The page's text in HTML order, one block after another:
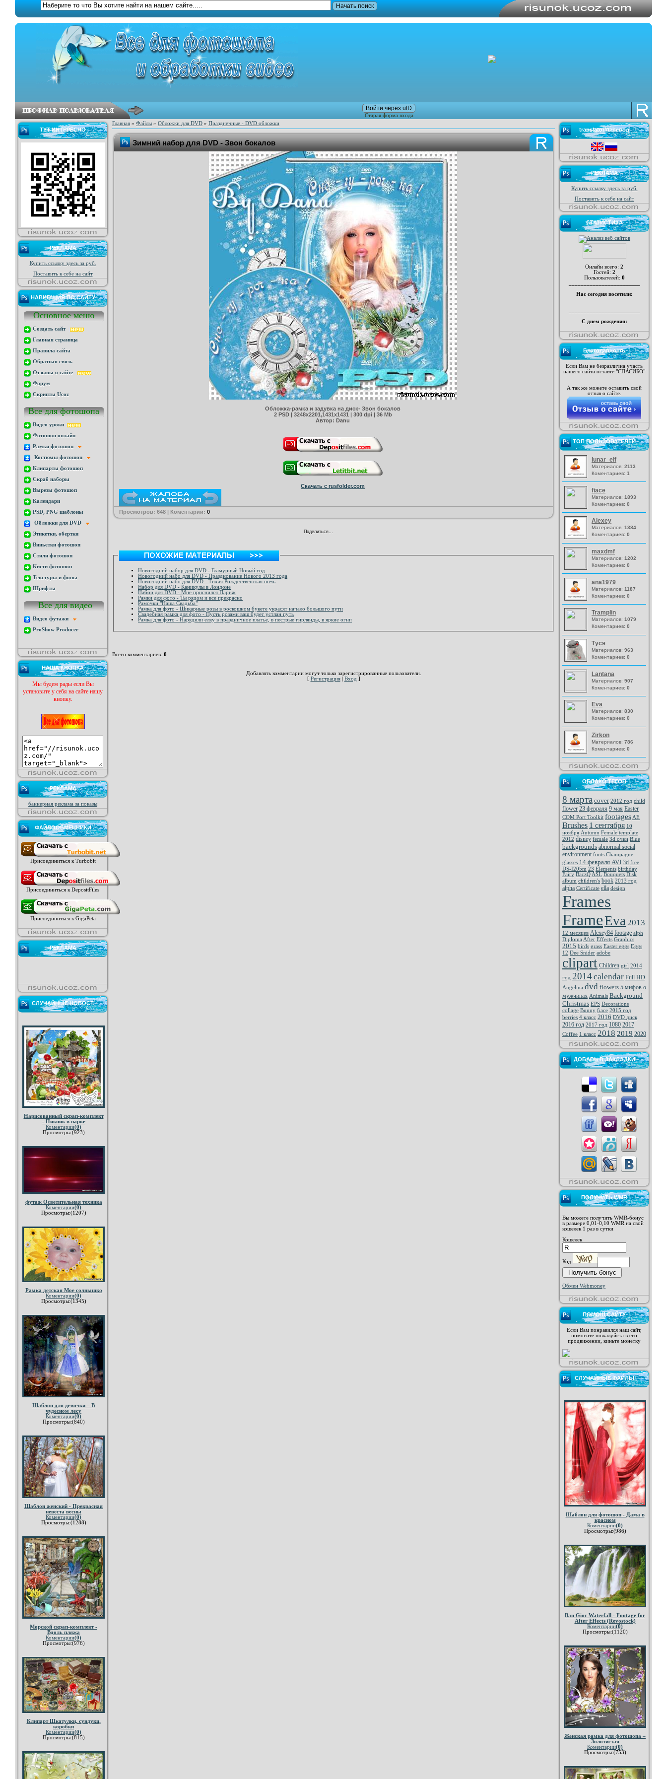
Войти через uID
Старая форма входа
ТУТ ИНТЕРЕСНО
РЕКЛАМА
Купить ссылку здесь за руб.
Поставить к себе на сайт
НАВИГАЦИЯ ПО САЙТУ
Основное меню
Создать сайт
Главная страница
Правила сайта
Обратная связь
Отзывы о сайте
Форум
Скрипты Ucoz
Все для фотошопа
Видео уроки
Фотошоп онлайн
Рамки фотошоп
Костюмы фотошоп
Клипарты фотошоп
Скраб наборы
Вырезы фотошоп
Календари
PSD, PNG шаблоны
Обложки для DVD
Этикетки, обертки
Виньетки фотошоп
Стили фотошоп
Кисти фотошоп
Текстуры и фоны
Шрифты
Все для видео
Видео футажи
ProShow Producer
НАША КНОПКА
Мы будем рады если Вы
установите у себя на сайте нашу
кнопку.
РЕКЛАМА
баннерная реклама за показы
ФАЙЛООБМЕННИКИ
Присоединиться к Turbobit
Присоединиться к DepositFiles
Присоединиться к GigaPeta
РЕКЛАМА
СЛУЧАЙНЫЕ НОВОСТ
Нарисованный скрап-комплект
- Пикник в парке
Коментарии(0)
Просмотры:(923)
футаж Осветительная техника
Коментарии(0)
Просмотры:(1207)
Рамка детская Мое солнышко
Коментарии(0)
Просмотры:(1345)
Шаблон для девочки – В
чудесном лесу
Коментарии(0)
Просмотры:(840)
Шаблон женский - Прекрасная
невеста весны
Коментарии(0)
Просмотры:(1288)
Морской скрап-комплект -
Вдоль пляжа
Коментарии(0)
Просмотры:(976)
Клипарт Шкатулки, сундуки,
коробки
Коментарии(0)
Просмотры:(815)
Главная » Файлы » Обложки для DVD » Празднечные - DVD обложки
Зимний набор для DVD - Звон бокалов
Обложка-рамка и задувка на диск- Звон бокалов
2 PSD | 3248x2201,1431x1431 | 300 dpi | 36 Mb
Автор: Danu
Скачать с rusfolder.com
Просмотров: 648 | Коментарии: 0
Поделиться…
Новогодний набор для DVD - Гламурный Новый год
Новогодний набо для DVD - Празднование Нового 2013 года
Новогодний набо для DVD - Тихая Рождественская ночь
Набор для DVD - Каникулы в Лондоне
Набор для DVD - Мне приснился Париж
Рамки для фото - Ты рядом и все прекрасно
Рамочки "Наша Свадьба"
Рамка для фото - Шикарные розы в роскошном букете украсят начало большого пути
Свадебная рамка для фото - Пусть розами ваш будет устлан путь
Рамка для фото - Нарядили елку в праздничное платье, в пестрые гирлянды, в яркие огни
Всего комментариев: 0
Добавлять комментарии могут только зарегистрированные пользователи.
[ Регистрация| Вход ]
translator/перевод
РЕКЛАМА
Купить ссылку здесь за руб.
Поставить к себе на сайт
СТАТИСТИКА
Онлайн всего: 2
Гостей: 2
Пользователей: 0
Нас сегодня посетили:
С днем рождения:
Благодарность
Если Вам не безразлична участь
нашего сайта оставте "СПАСИБО"
А так же можете оставить свой
отзыв о сайте.
ТОП ПОЛЬЗОВАТЕЛЕЙ
lunar_elf
Материалов: 2113
Коментариев: 1
fiace
Материалов: 1893
Коментариев: 0
Alexey
Материалов: 1384
Коментариев: 0
maxdmf
Материалов: 1202
Коментариев: 0
ana1979
Материалов: 1187
Коментариев: 0
Tramplin
Материалов: 1079
Коментариев: 0
Туся
Материалов: 963
Коментариев: 0
Lantana
Материалов: 907
Коментариев: 0
Eva
Материалов: 830
Коментариев: 0
Zirkon
Материалов: 786
Коментариев: 0
ОБЛАКО ТЕГОВ
8 марта cover 2012 год child
flower 23 февраля 9 мая Easter
COM Port Toolkit footages AE
Brushes 1 сентября 10
ноября Autumn Female template
2012 disney female 3d очки Blue
backgrounds abnormal social
environment fonts Champagne
glasses 14 февраля AVI 3d free
DS-I205m 23 Elements birthday
Fairy BaczQ ASL Bouquets Disk
album children's book 2013 год
alpha Certificate ella design
Frames
FrameEva 2013
12 месяцев Alexey84 footage alph
Diploma After Effects Graphics
2015 birds grass Easter eggs Eggs
12 Dee Snider adobe
clipart Children girl 2014
год 2014calendar Full HD
Angelina dvd flowers 5 мифов о
мужчинах Animals Background
Christmas EPS Decorations
collage Bunny fiace 2015 год
berries 4 класс 2016 DVD диск
2016 год 2017 год 1080 2017
Coffee 1 класс 2018 2019 2020
ДОБАВЬ В ЗАКЛАДКИ
ПОЛУЧИТЬ WMR
Вы можете получить WMR-бонус
в размере 0,01-0,10 WMR на свой
кошелек 1 раз в сутки
Кошелек
Код
Обмен Webmoney
ПОМОЩ САЙТУ
Если Вам понравился наш сайт,
помогите пожалуйста в его
продвижении, киньте монетку
СЛУЧАЙНЫЕ ФАЙЛЫ
Шаблон для фотошоп - Дама в
красном
Коментарии(0)
Просмотры:(986)
Ban Gioc Waterfall - Footage for
After Effects (Revostock)
Коментарии(0)
Просмотры:(1120)
Женская рамка для фотошопа –
Золотистая
Коментарии(0)
Просмотры:(753)